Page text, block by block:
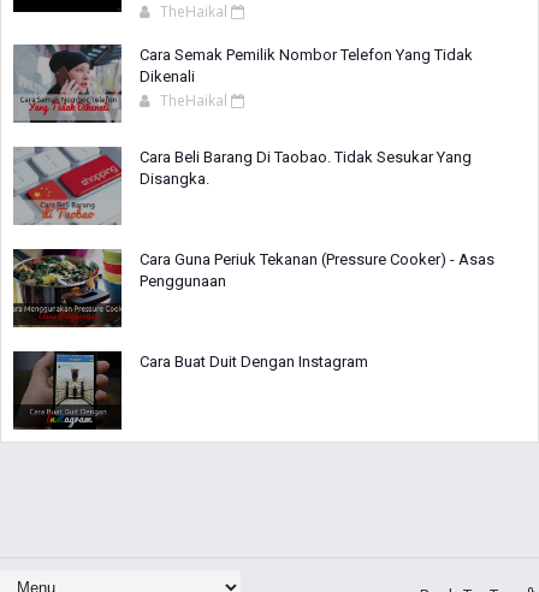
TheHaikal
Cara Semak Pemilik Nombor Telefon Yang Tidak
Dikenali
TheHaikal
Cara Beli Barang Di Taobao. Tidak Sesukar Yang
Disangka.
Cara Guna Periuk Tekanan (Pressure Cooker) - Asas
Penggunaan
Cara Buat Duit Dengan Instagram